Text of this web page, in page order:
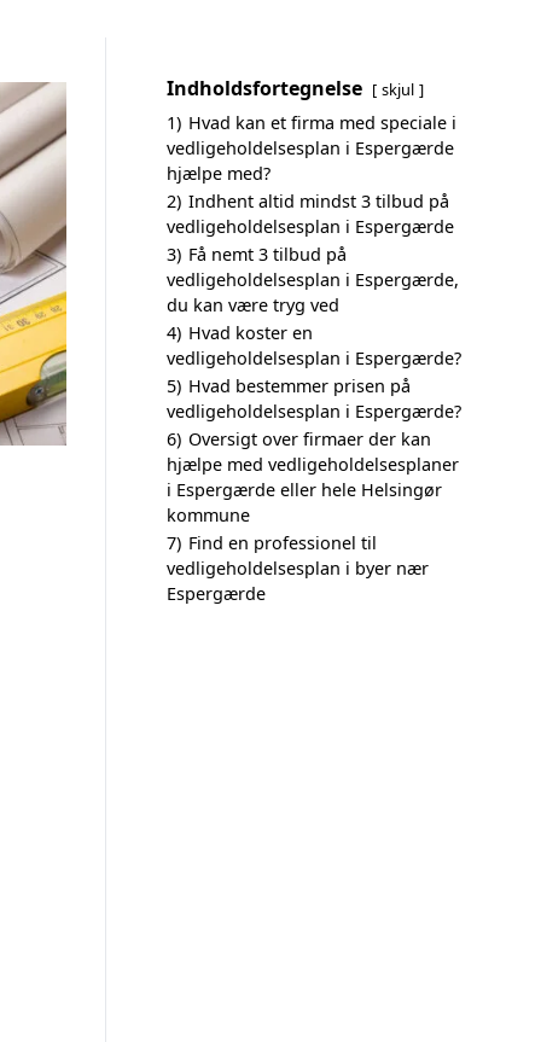
Indholdsfortegnelse skjul
1) Hvad kan et firma med speciale i
vedligeholdelsesplan i Espergærde
hjælpe med?
2) Indhent altid mindst 3 tilbud på
vedligeholdelsesplan i Espergærde
3) Få nemt 3 tilbud på
vedligeholdelsesplan i Espergærde,
du kan være tryg ved
4) Hvad koster en
vedligeholdelsesplan i Espergærde?
5) Hvad bestemmer prisen på
vedligeholdelsesplan i Espergærde?
6) Oversigt over firmaer der kan
hjælpe med vedligeholdelsesplaner
i Espergærde eller hele Helsingør
kommune
7) Find en professionel til
vedligeholdelsesplan i byer nær
Espergærde